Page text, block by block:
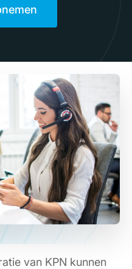
van KPN kunnen